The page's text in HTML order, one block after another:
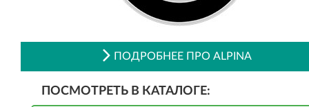
ПОДРОБНЕЕ ПРО ALPINA
ПОСМОТРЕТЬ В КАТАЛОГЕ: